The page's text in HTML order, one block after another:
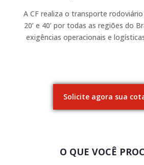
A CF realiza o transporte
20’ e 40’ por todas as regiões do
exigências operacionais e
Solicite agora sua
O QUE VOCÊ